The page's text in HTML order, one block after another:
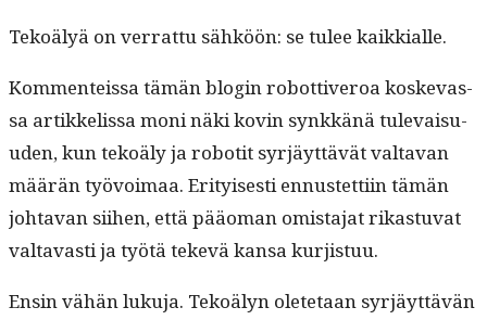
Tekoä­lyä on ver­rat­tu sähköön: se tulee kaikkialle.
Kom­menteis­sa tämän blo­gin robot­tiveroa koskevas­
sa artikke­lis­sa moni näki kovin synkkänä tule­vaisu­
u­den, kun tekoä­ly ja robot­it syr­jäyt­tävät val­ta­van
määrän työvoimaa. Eri­tyis­es­ti ennustet­ti­in tämän
johta­van siihen, että pääo­man omis­ta­jat rikas­tu­vat
val­tavasti ja työtä tekevä kansa kurjistuu.
Ensin vähän luku­ja. Tekoä­lyn olete­taan syr­jäyt­tävän